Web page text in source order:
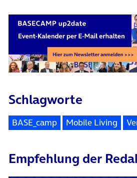
Schlagworte
BASE_camp Mobile Living
Empfehlung der